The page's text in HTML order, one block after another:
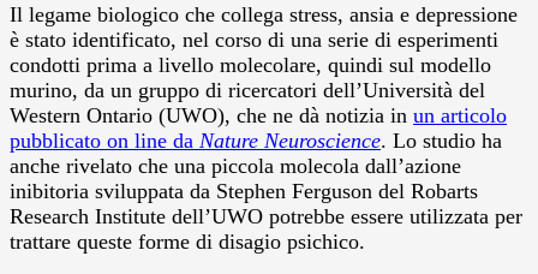
Il legame biologico che collega stress, ansia e depressione
è stato identificato, nel corso di una serie di esperimenti
condotti prima a livello molecolare, quindi sul modello
murino, da un gruppo di ricercatori dell’Università del
Western Ontario (UWO), che ne dà notizia in un articolo
pubblicato on line da Nature Neuroscience. Lo studio ha
anche rivelato che una piccola molecola dall’azione
inibitoria sviluppata da Stephen Ferguson del Robarts
Research Institute dell’UWO potrebbe essere utilizzata per
trattare queste forme di disagio psichico.